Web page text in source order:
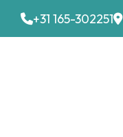
+31 165-302251